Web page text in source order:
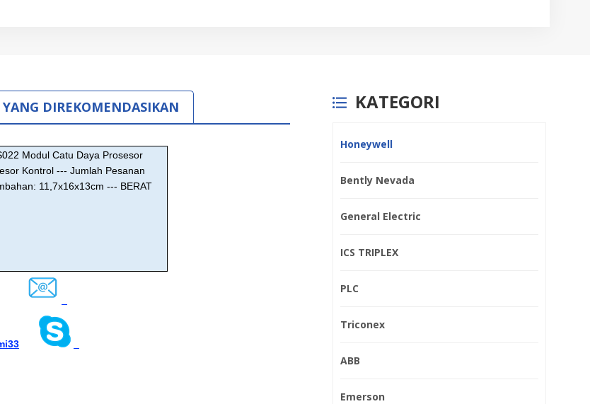
DIREKOMENDASIKAN
Modul Catu Daya Prosesor
Kontrol --- Jumlah Pesanan
11,7x16x13cm --- BERAT
KATEGORI
Honeywell
Bently Nevada
General Electric
ICS TRIPLEX
PLC
Triconex
ABB
Emerson